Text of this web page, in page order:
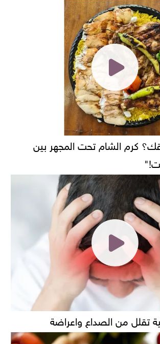
كرم الشام تحت المجهر بين
تقلل من الصداع واعراضة